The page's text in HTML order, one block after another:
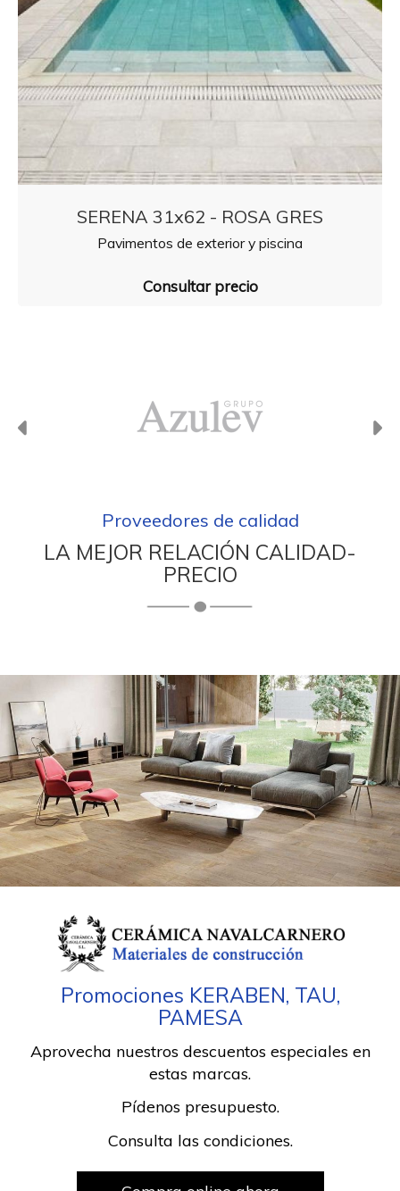
SERENA 31x62 - ROSA GRES
Pavimentos de exterior y piscina
Consultar precio
Proveedores de calidad
LA MEJOR RELACIÓN CALIDAD-
PRECIO
Promociones KERABEN, TAU,
PAMESA
Aprovecha nuestros descuentos especiales en
estas marcas.
Pídenos presupuesto.
Consulta las condiciones.